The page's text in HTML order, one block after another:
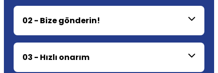
02 - Bize gönderin!
03 - Hızlı onarım